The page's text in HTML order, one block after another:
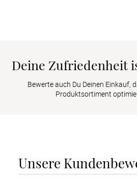
Deine Zufriedenheit
Bewerte auch Du Deinen Einkauf,
Produktsortiment
Unsere